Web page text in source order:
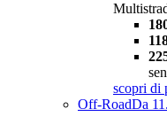
scopri di
Off-RoadDa